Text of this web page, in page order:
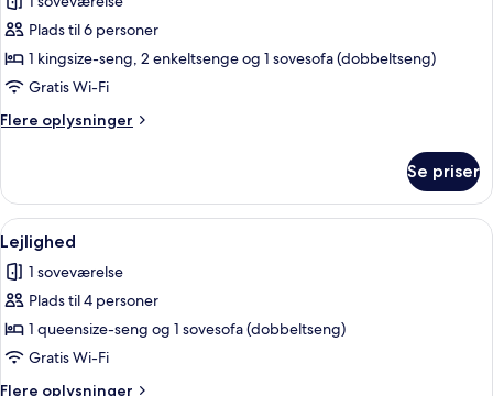
billeder
af
Familieværelse
Plads til 6 personer
1 kingsize-seng, 2 enkeltsenge og 1 sovesofa (dobbeltseng)
Gratis Wi-Fi
Flere oplysninger
Flere
Se priser
Indlæs
alle
billeder
af
Lejlighed
Lejlighed | Minibar, skrivebord,
1
Lejlighed
1 soveværelse
Plads til 4 personer
1 queensize-seng og 1 sovesofa (dobbeltseng)
Gratis Wi-Fi
Flere oplysninger
Flere